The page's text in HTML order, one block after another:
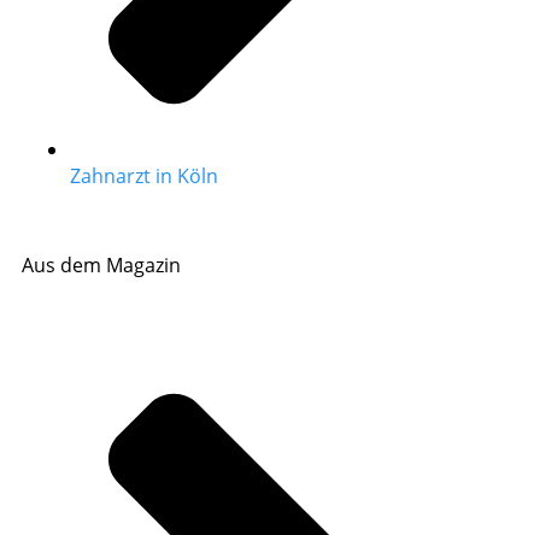
Zahnarzt in Köln
Aus dem Magazin